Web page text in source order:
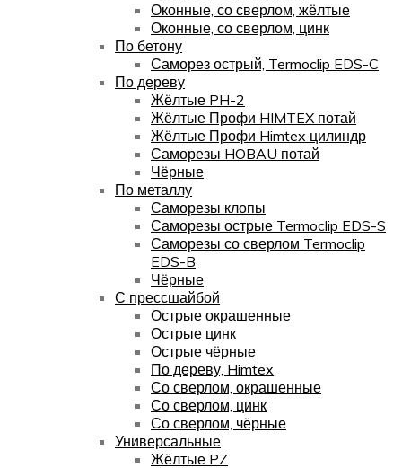
Оконные, со сверлом, жёлтые
Оконные, со сверлом, цинк
По бетону
Саморез острый, Termoclip EDS-C
По дереву
Жёлтые PH-2
Жёлтые Профи HIMTEX потай
Жёлтые Профи Himtex цилиндр
Саморезы HOBAU потай
Чёрные
По металлу
Саморезы клопы
Саморезы острые Termoclip EDS-S
Саморезы со сверлом Termoclip
EDS-B
Чёрные
С прессшайбой
Острые окрашенные
Острые цинк
Острые чёрные
По дереву, Himtex
Со сверлом, окрашенные
Со сверлом, цинк
Со сверлом, чёрные
Универсальные
Жёлтые PZ